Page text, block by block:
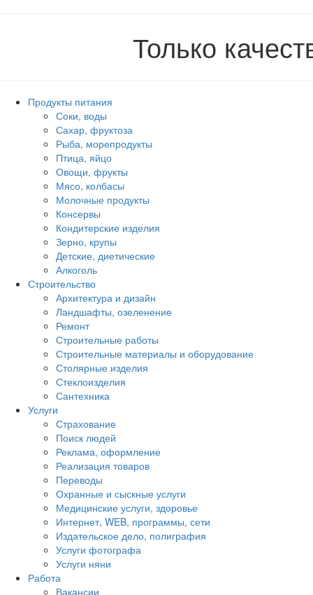
Только
Продукты питания
Соки, воды
Сахар, фруктоза
Рыба, морепродукты
Птица, яйцо
Овощи, фрукты
Мясо, колбасы
Молочные продукты
Консервы
Кондитерские изделия
Зерно, крупы
Детские, диетические
Алкоголь
Строительство
Архитектура и дизайн
Ландшафты, озеленение
Ремонт
Строительные работы
Строительные материалы и оборудование
Столярные изделия
Стеклоизделия
Сантехника
Услуги
Страхование
Поиск людей
Реклама, оформление
Реализация товаров
Переводы
Охранные и сыскные услуги
Медицинские услуги, здоровье
Интернет, WEB, программы, сети
Издательское дело, полиграфия
Услуги фотографа
Услуги няни
Работа
Вакансии